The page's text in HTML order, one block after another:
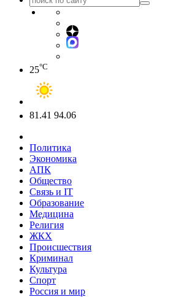
25°C
81.41 94.06
Политика
Экономика
АПК
Общество
Связь и IT
Образование
Медицина
Религия
ЖКХ
Происшествия
Криминал
Культура
Спорт
Россия и мир